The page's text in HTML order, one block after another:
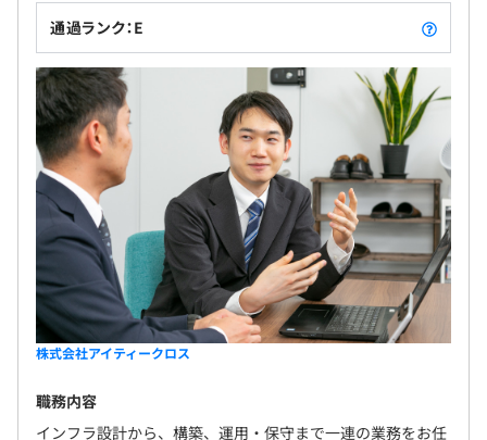
エンジニアは12名で構成されています。
間接部門は2名です。
通過ランク：E
株式会社アイティークロス
職務内容
インフラ設計から、構築、運用・保守まで一連の業務をお任